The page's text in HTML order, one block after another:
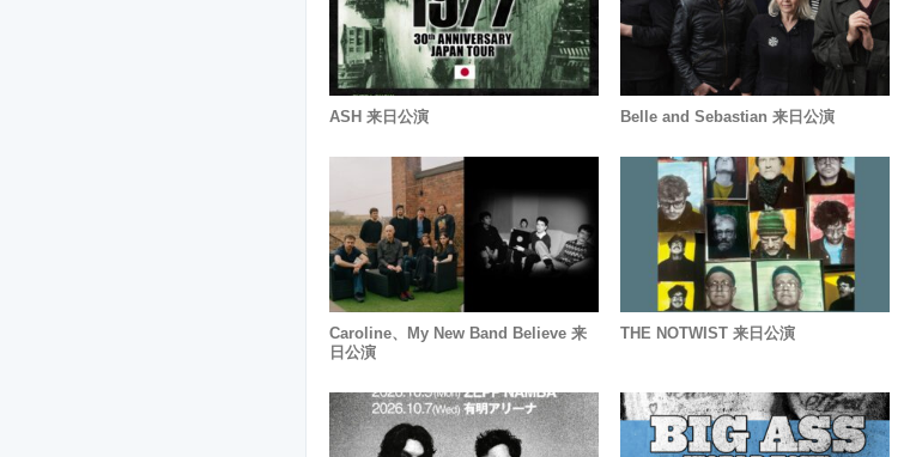
ASH 来日公演 Belle and Sebastian 来日公演
Caroline、My New Band Believe 来
日公演
THE NOTWIST 来日公演